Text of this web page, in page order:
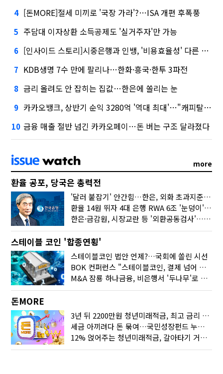
4 [돈MORE]절세 미끼로 '국장 가라'?…ISA 개편 후폭풍
5 주담대 이자상환 소득공제도 '실거주자'만 가능
6 [인사이드 스토리]시중은행과 인뱅, '비용효율성' 다른 잣대 왜?
7 KDB생명 7수 만에 팔리나…한화·흥국·한투 3파전
8 금리 올려도 안 잡히는 집값…한은에 쏠리는 눈
9 카카오뱅크, 상반기 순익 3280억 '역대 최대'…"캐피탈, 자산 1조원 이상"
10 금융 매출 절반 넘긴 카카오페이…돈 버는 구조 달라졌다
more
환율 공포, 당국은 총력전
'달러 붙잡기' 안간힘…한은, 외화 초과지준에 이자 6개월 더
환율 14원 뛰자 4대 은행 RWA 6조 '눈덩이'…2배 뛴 2분기는?
한은·금감원, 시장교란 등 '외환공동검사'…환율 급등 전방위 대응
스테이블 코인 '합종연횡'
스테이블코인 법안 언제?…국회에 쏠린 시선
BOK 컨퍼런스 "스테이블코인, 결제 넘어 보험 대출 등 금융 연결 도구"
M&A 잠룡 하나금융, 비은행서 '두나무'로 눈돌린 이유는
돈MORE
3년 뒤 2200만원 청년미래적금, 최고 금리 받으려면?
세금 아끼려다 돈 묶여…국민성장펀드 누가 가입하면 좋을까
12% 얹어주는 청년미래적금, 갈아타기 거절 될수 있어요